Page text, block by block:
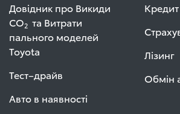
Довідник про Викиди
СО2 та Витрати
пального моделей
Toyota
Тест–драйв
Авто в наявності
Кредит
Лізинг
Обмін